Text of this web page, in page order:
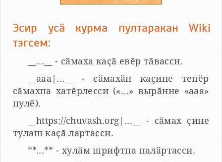
Эсир усӑ курма пултаракан Wiki
тэгсем:
__...__ - сӑмаха каҫӑ евӗр тӑвасси.
__aaa|...__ - сӑмахӑн каҫине тепӗр
сӑмахпа хатӗрлесси («...» вырӑнне «ааа»
пулӗ).
__https://chuvash.org|...__ - сӑмах ҫине
тулаш каҫӑ лартасси.
**...** - хулӑм шрифтпа палӑртасси.